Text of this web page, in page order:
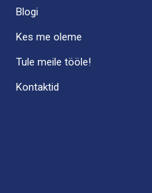
Blogi
Kes me oleme
Tule meile tööle!
Kontaktid